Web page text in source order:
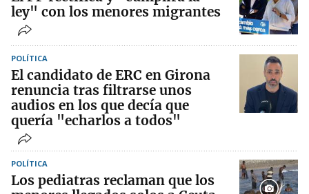
ley" con los menores migrantes
POLÍTICA
El candidato de ERC en Girona
renuncia tras filtrarse unos
audios en los que decía que
quería "echarlos a todos"
POLÍTICA
Los pediatras reclaman que los